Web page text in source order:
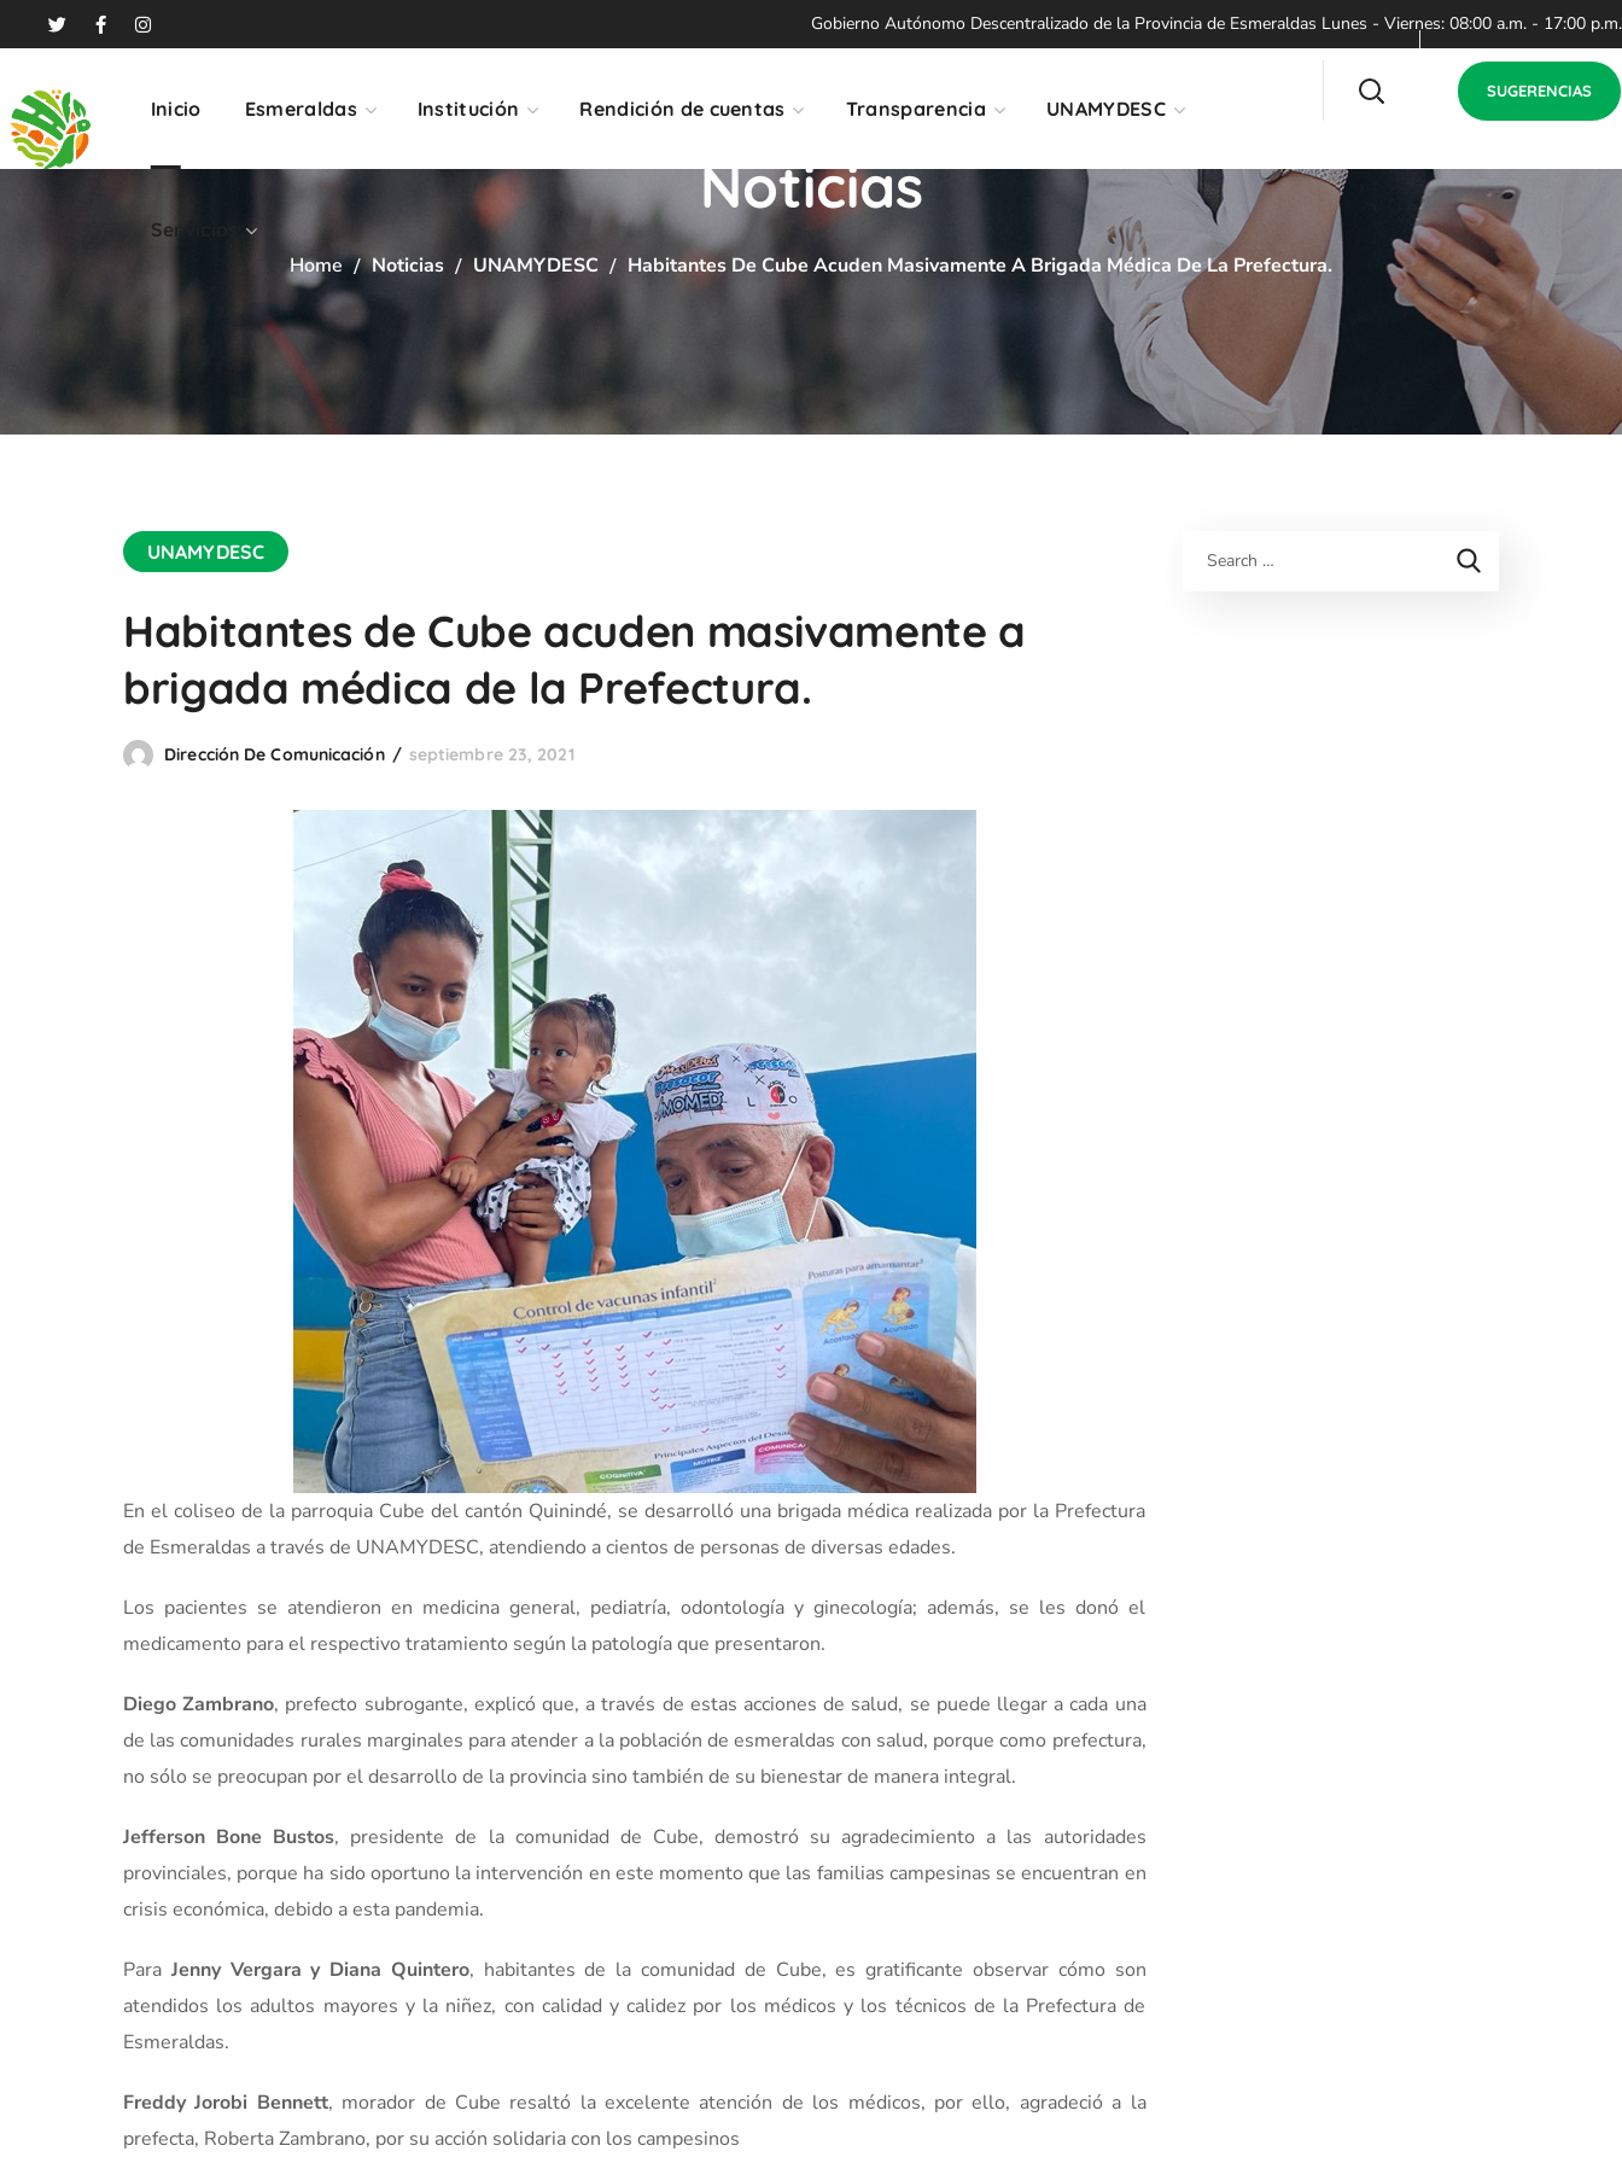
Gobierno Autónomo Descentralizado de la Provincia de Esmeraldas Lunes - Viernes: 08:00 a.m. - 17:00 p.m.
Inicio Esmeraldas Institución Rendición de cuentas Transparencia UNAMYDESC
Servicios
SUGERENCIAS
Noticias
Home Noticias UNAMYDESC Habitantes De Cube Acuden Masivamente A Brigada Médica De La Prefectura.
UNAMYDESC
Habitantes de Cube acuden masivamente a
brigada médica de la Prefectura.
Dirección De Comunicación septiembre 23, 2021
En el coliseo de la parroquia Cube del cantón Quinindé, se desarrolló una brigada médica realizada por la Prefectura
de Esmeraldas a través de UNAMYDESC, atendiendo a cientos de personas de diversas edades.
Los pacientes se atendieron en medicina general, pediatría, odontología y ginecología; además, se les donó el
medicamento para el respectivo tratamiento según la patología que presentaron.
Diego Zambrano, prefecto subrogante, explicó que, a través de estas acciones de salud, se puede llegar a cada una
de las comunidades rurales marginales para atender a la población de esmeraldas con salud, porque como prefectura,
no sólo se preocupan por el desarrollo de la provincia sino también de su bienestar de manera integral.
Jefferson Bone Bustos, presidente de la comunidad de Cube, demostró su agradecimiento a las autoridades
provinciales, porque ha sido oportuno la intervención en este momento que las familias campesinas se encuentran en
crisis económica, debido a esta pandemia.
Para Jenny Vergara y Diana Quintero, habitantes de la comunidad de Cube, es gratificante observar cómo son
atendidos los adultos mayores y la niñez, con calidad y calidez por los médicos y los técnicos de la Prefectura de
Esmeraldas.
Freddy Jorobi Bennett, morador de Cube resaltó la excelente atención de los médicos, por ello, agradeció a la
prefecta, Roberta Zambrano, por su acción solidaria con los campesinos